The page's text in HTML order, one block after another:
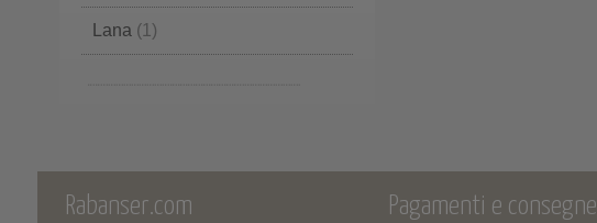
27(7)
30(10)
31 (10)
Lana (1)
Rabanser.com Pagamenti e consegne